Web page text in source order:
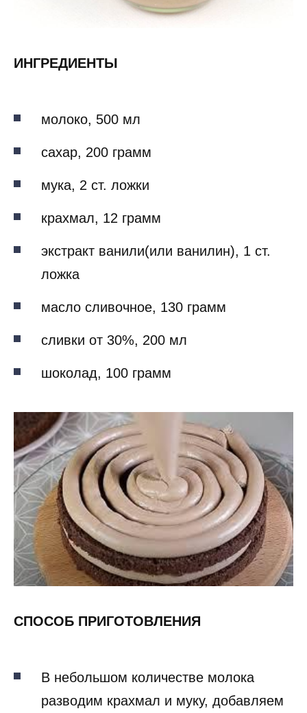
ИНГРЕДИЕНТЫ
молоко, 500 мл
сахар, 200 грамм
мука, 2 ст. ложки
крахмал, 12 грамм
экстракт ванили(или ванилин), 1 ст.
ложка
масло сливочное, 130 грамм
сливки от 30%, 200 мл
шоколад, 100 грамм
СПОСОБ ПРИГОТОВЛЕНИЯ
В небольшом количестве молока
разводим крахмал и муку, добавляем